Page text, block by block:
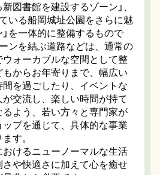
図書館を建設するゾーン」、
いる船岡城址公園をさらに魅
を一体的に整備するもので
ンを結ぶ道路などは、通常の
ォーカブルな空間として整
からお年寄りまで、幅広い
を過ごしたり、イベントな
交流し、楽しい時間が持て
るよう、若い方々と専門家が
プを通じて、具体的な事業
す。
けるニューノーマルな生活
や快適さに加えて心を癒せ